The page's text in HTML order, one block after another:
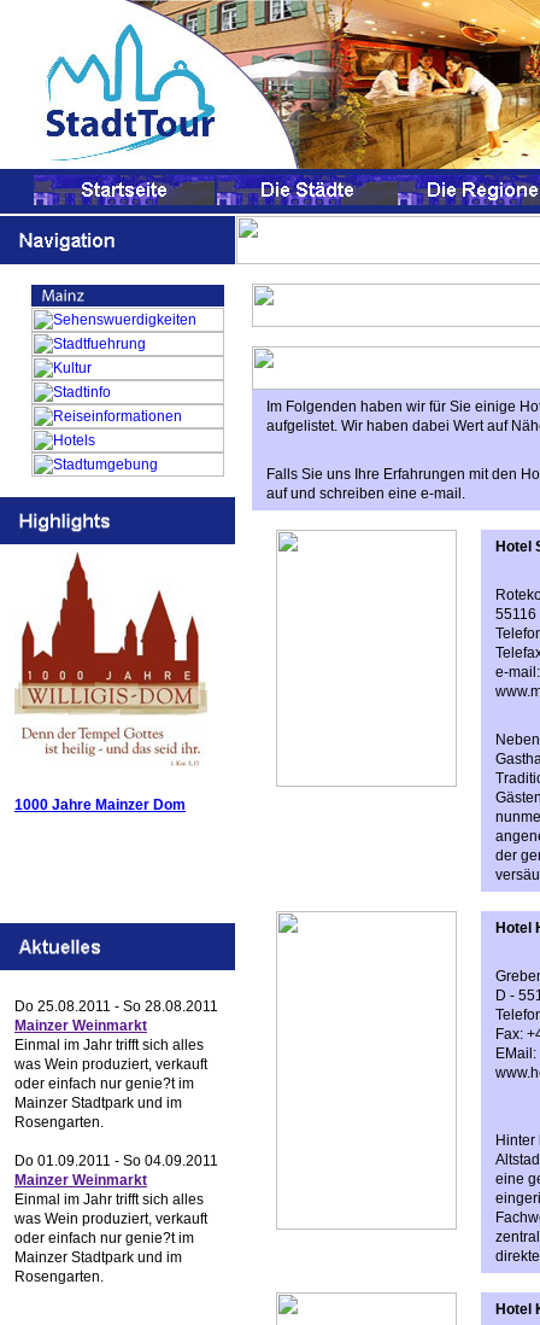
1000 Jahre Mainzer Dom
Do 25.08.2011 - So 28.08.2011
Mainzer Weinmarkt
Einmal im Jahr trifft sich alles
was Wein produziert, verkauft
oder einfach nur genie?t im
Mainzer Stadtpark und im
Rosengarten.
Do 01.09.2011 - So 04.09.2011
Mainzer Weinmarkt
Einmal im Jahr trifft sich alles
was Wein produziert, verkauft
oder einfach nur genie?t im
Mainzer Stadtpark und im
Rosengarten.
Im Folgenden haben wir für Sie einige
aufgelistet. Wir haben dabei Wert auf
Falls Sie uns Ihre Erfahrungen mit den
auf und schreiben eine e-mail.
Hotel
55116
e-
der
Hotel
D -
Fax:
eine
Hotel